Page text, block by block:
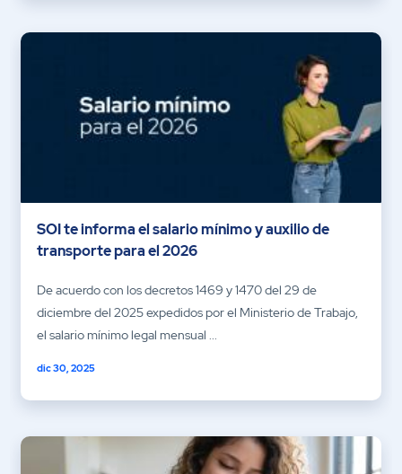
SOI te informa el salario mínimo y auxilio de
transporte para el 2026
De acuerdo con los decretos 1469 y 1470 del 29 de
diciembre del 2025 expedidos por el Ministerio de Trabajo,
el salario mínimo legal mensual ...
dic 30, 2025